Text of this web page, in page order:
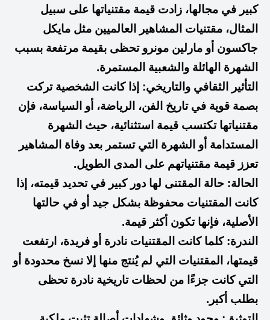
كبير في مجالها، زادت قيمة مقتنياتها على سبيل
المثال، مقتنيات المشاهير العالميين مثل مايكل
جاكسون أو مارلين مونرو تحظى بقيمة مرتفعة بسبب
الشهرة الهائلة والشعبية المستمرة.
التأثير الثقافي والتاريخي: إذا كانت الشخصية تركت
بصمة قوية في تاريخ الفن، الرياضة، أو السياسة، فإن
مقتنياتها تكتسب قيمة استثنائية، حيث الشهرة
المستدامة أو الشهرة التي تستمر بعد وفاة المشاهير
تعزز قيمة مقتنياتهم على المدى الطويل.
الحالة: حالة المقتنى لها دور كبير في تحديد قيمته، إذا
كانت المقتنيات محفوظة بشكل جيد أو في حالتها
الأصلية، فإنها تكون أكثر قيمة.
الندرة: كلما كانت المقتنيات نادرة أو فريدة، ارتفعت
قيمتها، المقتنيات التي لم يُنتج منها إلا نسخ محدودة أو
التي كانت جزءًا من لحظات تاريخية نادرة تحظى
بطلب أكبر.